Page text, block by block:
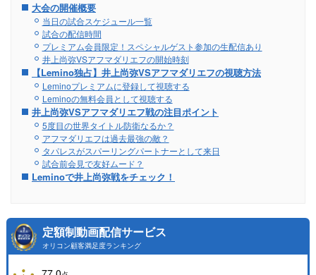
大会の開催概要
当日の試合スケジュール一覧
試合の配信時間
プレミアム会員限定！スペシャルゲスト参加の生配信あり
井上尚弥VSアフマダリエフの開始時刻
【Lemino独占】井上尚弥VSアフマダリエフの視聴方法
Leminoプレミアムに登録して視聴する
Leminoの無料会員として視聴する
井上尚弥VSアフマダリエフ戦の注目ポイント
5度目の世界タイトル防衛なるか？
アフマダリエフは過去最強の敵？
タパレスがスパーリングパートナーとして来日
試合前会見で友好ムード？
Leminoで井上尚弥戦をチェック！
定額制動画配信サービス
オリコン顧客満足度ランキング